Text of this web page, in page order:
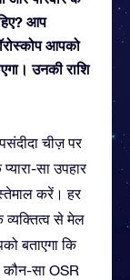
आप
आपको
उनकी राशि
चीज़ पर
सा उपहार
करें। हर
व्यक्तित्व से मेल
बताएगा कि
सा OSR